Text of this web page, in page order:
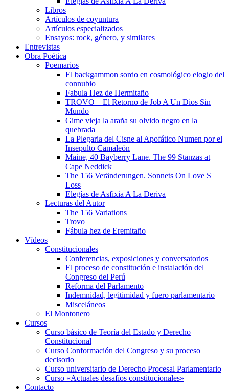
Libros
Artículos de coyuntura
Artículos especializados
Ensayos: rock, género, y similares
Entrevistas
Obra Poética
Poemarios
El backgammon sordo en cosmológico elogio del
connubio
Fabula Hez de Hermitaño
TROVO – El Retorno de Job A Un Dios Sin
Mundo
Gime vieja la araña su olvido negro en la
quebrada
La Plegaria del Cisne al Apofático Numen por el
Insepulto Camaleón
Maine, 40 Bayberry Lane. The 99 Stanzas at
Cape Neddick
The 156 Veränderungen. Sonnets On Love S
Loss
Elegías de Asfixia A La Deriva
Lecturas del Autor
The 156 Variations
Trovo
Fábula hez de Eremitaño
Vídeos
Constitucionales
Conferencias, exposiciones y conversatorios
El proceso de constitución e instalación del
Congreso del Perú
Reforma del Parlamento
Indemnidad, legitimidad y fuero parlamentario
Misceláneos
El Montonero
Cursos
Curso básico de Teoría del Estado y Derecho
Constitucional
Curso Conformación del Congreso y su proceso
decisorio
Curso universitario de Derecho Procesal Parlamentario
Curso «Actuales desafíos constitucionales»
Contacto